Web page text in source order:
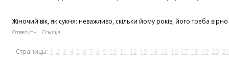
Жіночий вік, як сукня: неважливо, скільки йому років, його треба
Ответить Ссылка
Страницы: 1 2 3 4 5 6 7 8 9 10 11 12 13 14 15 16 17 18 19 20 21